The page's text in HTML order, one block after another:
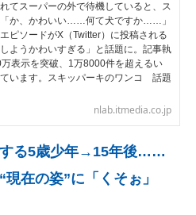
てスーパーの外で待機していると、ス
「か、かわいい……何て犬ですか……」
ピソードがX（Twitter）に投稿される
ようかわいすぎる」と話題に。記事執
表示を突破、1万8000件を超えるい
います。スキッパーキのワンコ 話題
nlab.itmedia.co.jp
する5歳少年→15年後……
在の姿”に「くそぉ」